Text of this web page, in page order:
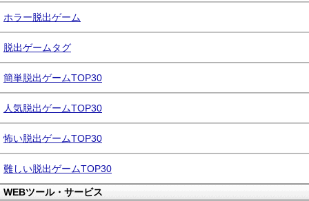
ホラー脱出ゲーム
脱出ゲームタグ
簡単脱出ゲームTOP30
人気脱出ゲームTOP30
怖い脱出ゲームTOP30
難しい脱出ゲームTOP30
WEBツール・サービス